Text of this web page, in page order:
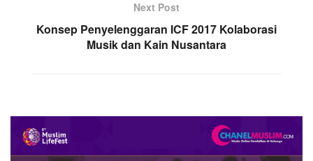
Next Post
Konsep Penyelenggaran ICF 2017 Kolaborasi
Musik dan Kain Nusantara